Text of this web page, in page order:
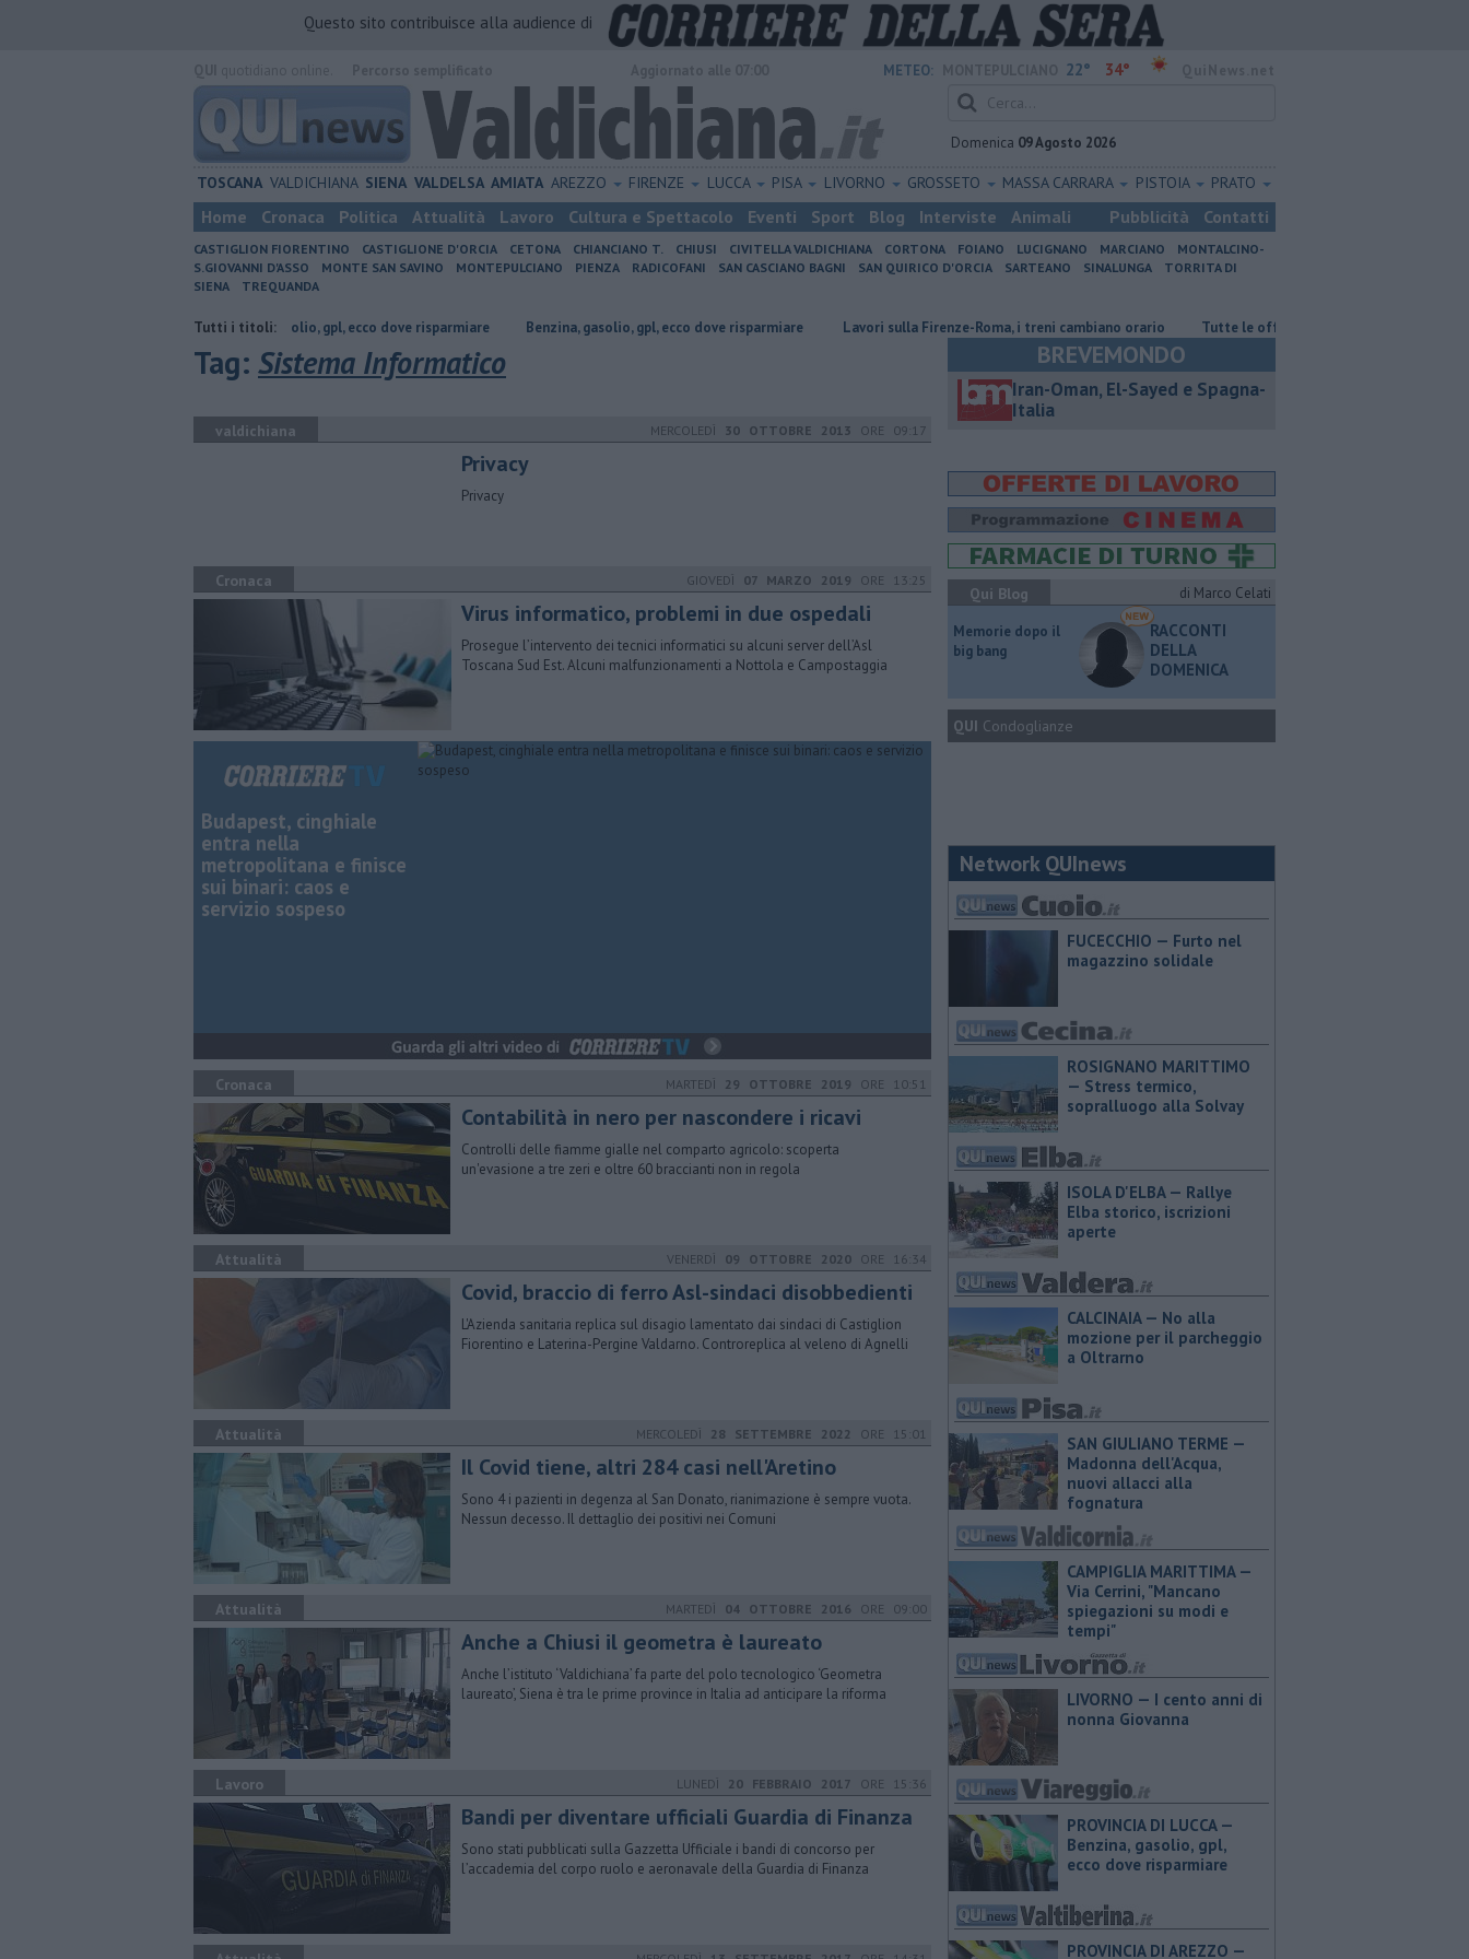
Questo sito contribuisce alla audience di
METEO: 22° 34°
Domenica 09 Agosto 2026
TOSCANA VALDICHIANA SIENA VALDELSA AMIATA AREZZO FIRENZE LUCCA PISA LIVORNO GROSSETO MASSA CARRARA PISTOIA PRATO
Home Cronaca Politica Attualità Lavoro Cultura e Spettacolo Eventi Sport Blog Interviste Animali Pubblicità Contatti
CASTIGLION FIORENTINO CASTIGLIONE D'ORCIA CETONA CHIANCIANO T. CHIUSI CIVITELLA VALDICHIANA CORTONA FOIANO LUCIGNANO MARCIANO
MONTALCINO-
S.GIOVANNI D'ASSO
MONTE SAN SAVINO MONTEPULCIANO PIENZA RADICOFANI SAN CASCIANO BAGNI SAN QUIRICO D'ORCIA SARTEANO SINALUNGA
TORRITA DI
SIENA
TREQUANDA
Tutti i titoli:
​Benzina, gasolio, gpl, ecco dove risparmiare ​Benzina, gasolio, gpl, ecco dove risparmiare Lavori sulla Firenze-Roma, i treni cambiano orario ​Tutte le offerte di lavoro in provincia di Arezzo
Tag: Sistema Informatico
valdichiana MERCOLEDÌ 30 OTTOBRE 2013 ORE 09:17
Privacy
Privacy
Cronaca GIOVEDÌ 07 MARZO 2019 ORE 13:25
Virus informatico, problemi in due ospedali
Prosegue l’intervento dei tecnici informatici su alcuni server dell’Asl
Toscana Sud Est. Alcuni malfunzionamenti a Nottola e Campostaggia
Budapest, cinghiale
entra nella
metropolitana e finisce
sui binari: caos e
servizio sospeso
Cronaca MARTEDÌ 29 OTTOBRE 2019 ORE 10:51
Contabilità in nero per nascondere i ricavi
Controlli delle fiamme gialle nel comparto agricolo: scoperta
un'evasione a tre zeri e oltre 60 braccianti non in regola
Attualità VENERDÌ 09 OTTOBRE 2020 ORE 16:34
​Covid, braccio di ferro Asl-sindaci disobbedienti
L'Azienda sanitaria replica sul disagio lamentato dai sindaci di Castiglion
Fiorentino e Laterina-Pergine Valdarno. Controreplica al veleno di Agnelli
Attualità MERCOLEDÌ 28 SETTEMBRE 2022 ORE 15:01
Il Covid tiene, altri 284 casi nell'Aretino
Sono 4 i pazienti in degenza al San Donato, rianimazione è sempre vuota.
Nessun decesso. Il dettaglio dei positivi nei Comuni
Attualità MARTEDÌ 04 OTTOBRE 2016 ORE 09:00
Anche a Chiusi il geometra è laureato
Anche l’istituto ‘Valdichiana’ fa parte del polo tecnologico ‘Geometra
laureato’, Siena è tra le prime province in Italia ad anticipare la riforma
Lavoro LUNEDÌ 20 FEBBRAIO 2017 ORE 15:36
Bandi per diventare ufficiali Guardia di Finanza
Sono stati pubblicati sulla Gazzetta Ufficiale i bandi di concorso per
l’accademia del corpo ruolo e aeronavale della Guardia di Finanza
BREVEMONDO
Iran-Oman, El-Sayed e Spagna-
Italia
Qui Blog di Marco Celati
Memorie dopo il
big bang
RACCONTI
DELLA
DOMENICA
QUI Condoglianze
Network QUInews
FUCECCHIO — Furto nel
magazzino solidale
ROSIGNANO MARITTIMO
— Stress termico,
sopralluogo alla Solvay
ISOLA D'ELBA — Rallye
Elba storico, iscrizioni
aperte
CALCINAIA — No alla
mozione per il parcheggio
a Oltrarno
SAN GIULIANO TERME —
Madonna dell'Acqua,
nuovi allacci alla
fognatura
CAMPIGLIA MARITTIMA —
Via Cerrini, "Mancano
spiegazioni su modi e
tempi"
LIVORNO — I cento anni di
nonna Giovanna
PROVINCIA DI LUCCA — ​
Benzina, gasolio, gpl,
ecco dove risparmiare
PROVINCIA DI AREZZO — ​